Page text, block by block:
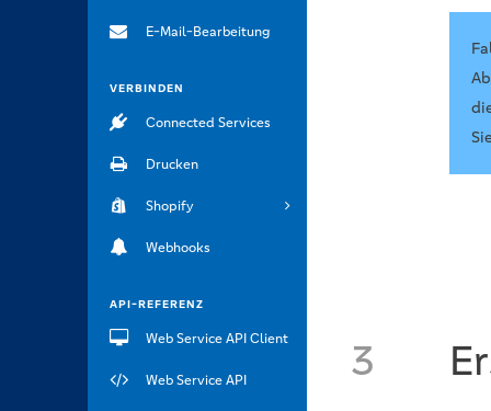
E-Mail-Bearbeitung
VERBINDEN
Connected Services
Drucken
Shopify
Webhooks
API-REFERENZ
Web Service API Client
Web Service API 3